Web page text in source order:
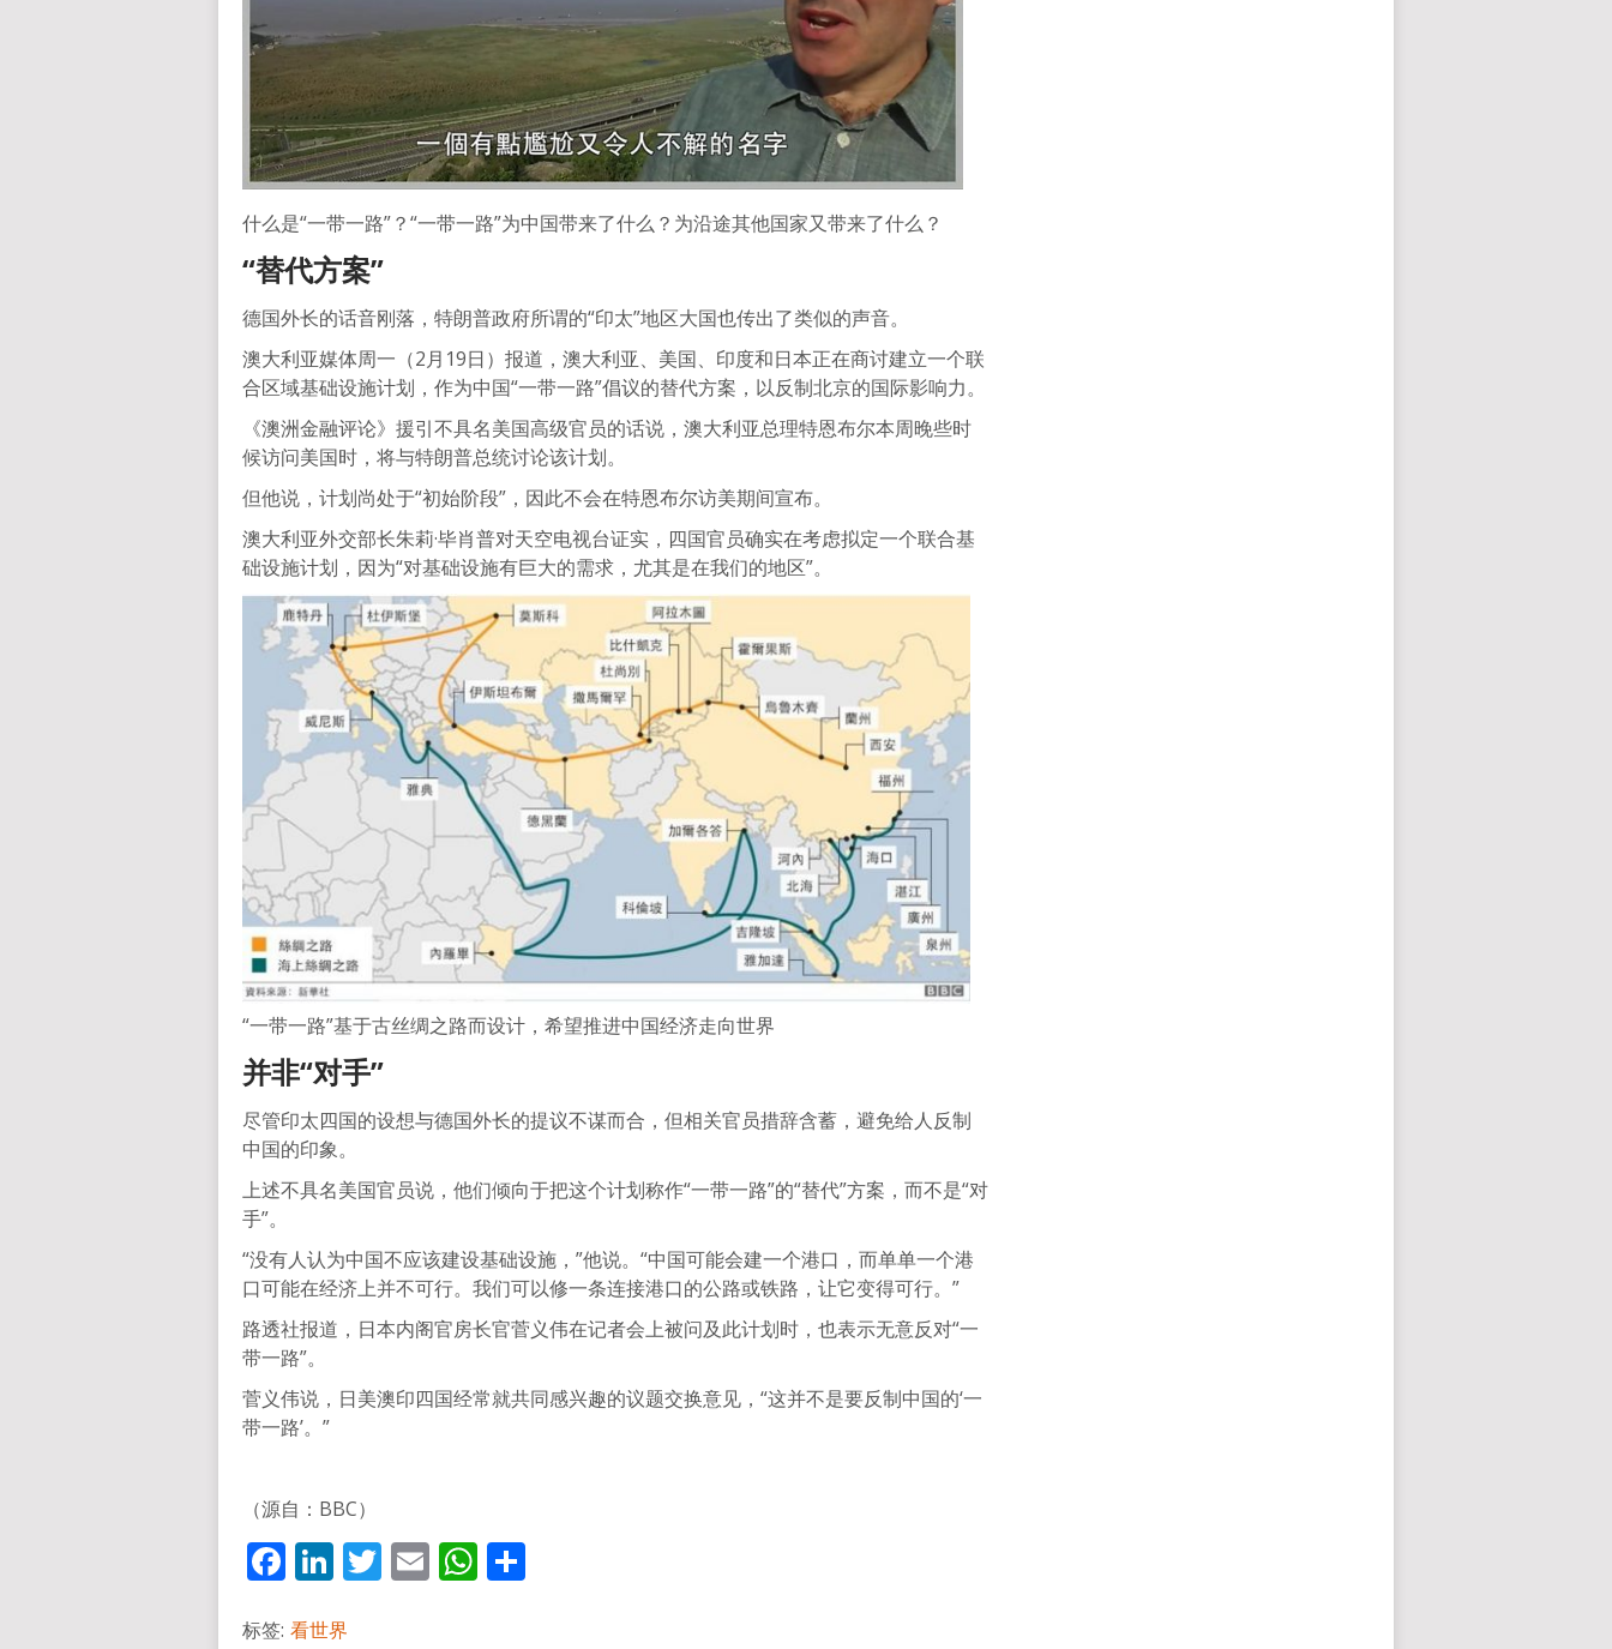
什么是“一带一路”？“一带一路”为中国带来了什么？为沿途其他国家又带来了什么？
“替代方案”
德国外长的话音刚落，特朗普政府所谓的“印太”地区大国也传出了类似的声音。
澳大利亚媒体周一（2月19日）报道，澳大利亚、美国、印度和日本正在商讨建立一个联
合区域基础设施计划，作为中国“一带一路”倡议的替代方案，以反制北京的国际影响力。
《澳洲金融评论》援引不具名美国高级官员的话说，澳大利亚总理特恩布尔本周晚些时
候访问美国时，将与特朗普总统讨论该计划。
但他说，计划尚处于“初始阶段”，因此不会在特恩布尔访美期间宣布。
澳大利亚外交部长朱莉·毕肖普对天空电视台证实，四国官员确实在考虑拟定一个联合基
础设施计划，因为“对基础设施有巨大的需求，尤其是在我们的地区”。
“一带一路”基于古丝绸之路而设计，希望推进中国经济走向世界
并非“对手”
尽管印太四国的设想与德国外长的提议不谋而合，但相关官员措辞含蓄，避免给人反制
中国的印象。
上述不具名美国官员说，他们倾向于把这个计划称作“一带一路”的“替代”方案，而不是“对
手”。
“没有人认为中国不应该建设基础设施，”他说。“中国可能会建一个港口，而单单一个港
口可能在经济上并不可行。我们可以修一条连接港口的公路或铁路，让它变得可行。”
路透社报道，日本内阁官房长官菅义伟在记者会上被问及此计划时，也表示无意反对“一
带一路”。
菅义伟说，日美澳印四国经常就共同感兴趣的议题交换意见，“这并不是要反制中国的‘一
带一路’。”
（源自：BBC）
Facebook
LinkedIn
Twitter
EmailWhatsApp
标签: 看世界